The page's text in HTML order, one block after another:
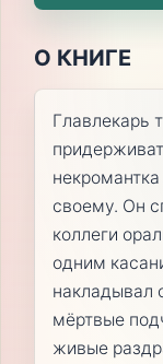
О КНИГЕ
Главлекарь
своему. Он
коллеги
одним
накладывал
мёртвые
живые